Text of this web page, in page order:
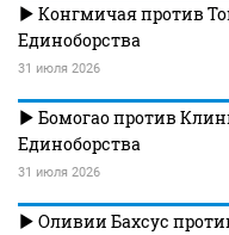
Конгмичая против
Единоборства
31 июля 2026
Бомогао против
Единоборства
31 июля 2026
Оливии Бахсус